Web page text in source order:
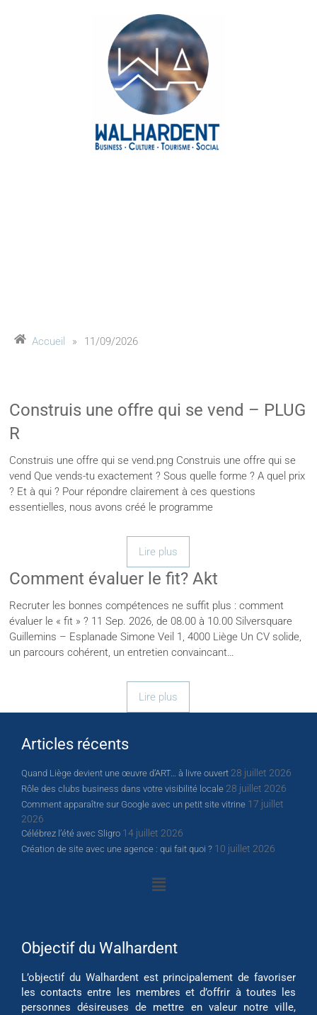
Accueil » 11/09/2026
Construis une offre qui se vend – PLUG
R
Construis une offre qui se vend.png Construis une offre qui se
vend Que vends-tu exactement ? Sous quelle forme ? A quel prix
? Et à qui ? Pour répondre clairement à ces questions
essentielles, nous avons créé le programme
Lire plus
Comment évaluer le fit? Akt
Recruter les bonnes compétences ne suffit plus : comment
évaluer le « fit » ? 11 Sep. 2026, de 08.00 à 10.00 Silversquare
Guillemins – Esplanade Simone Veil 1, 4000 Liège Un CV solide,
un parcours cohérent, un entretien convaincant…
Lire plus
Articles récents
Quand Liège devient une œuvre d’ART… à livre ouvert 28 juillet 2026
Rôle des clubs business dans votre visibilité locale 28 juillet 2026
Comment apparaître sur Google avec un petit site vitrine 17 juillet
2026
Célébrez l’été avec Sligro 14 juillet 2026
Création de site avec une agence : qui fait quoi ? 10 juillet 2026
Objectif du Walhardent
L’objectif du Walhardent est principalement de favoriser
les contacts entre les membres et d’offrir à toutes les
personnes désireuses de mettre en valeur notre ville,